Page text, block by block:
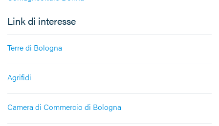
Link di interesse
Terre di Bologna
Agrifidi
Camera di Commercio di Bologna